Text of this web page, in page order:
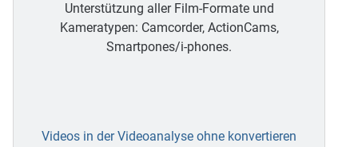
Unterstützung aller Film-Formate und
Kameratypen: Camcorder, ActionCams,
Smartpones/i-phones.
Videos in der Videoanalyse ohne konvertieren